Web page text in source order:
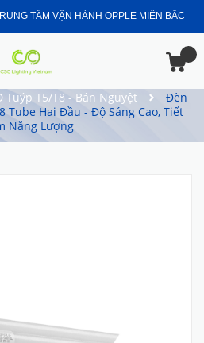
TÂM VẬN HÀNH OPPLE MIỀN BẮC
Tuýp T5/T8 - Bán Nguyệt
Đèn
Tube Hai Đầu - Độ Sáng Cao, Tiết
Năng Lượng